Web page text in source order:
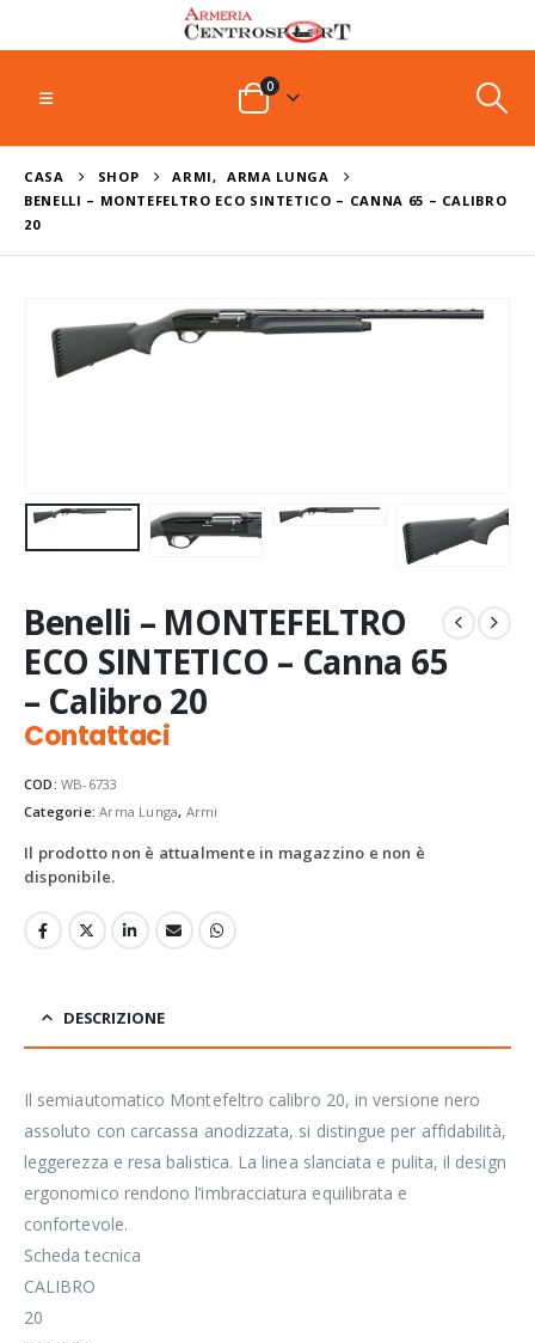
0
CASA SHOP ARMI,
ARMA LUNGA
BENELLI – MONTEFELTRO ECO SINTETICO – CANNA 65 – CALIBRO
20
Benelli – MONTEFELTRO
ECO SINTETICO – Canna 65
– Calibro 20
Contattaci
COD: WB-6733
Categorie:Arma Lunga, Armi
Il prodotto non è attualmente in magazzino e non è
disponibile.
DESCRIZIONE
Il semiautomatico Montefeltro calibro 20, in versione nero
assoluto con carcassa anodizzata, si distingue per affidabilità,
leggerezza e resa balistica. La linea slanciata e pulita, il design
ergonomico rendono l’imbracciatura equilibrata e
confortevole.
Scheda tecnica
CALIBRO
20